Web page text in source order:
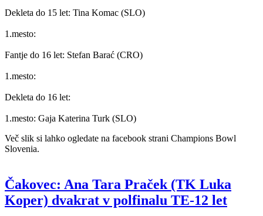
Dekleta do 15 let: Tina Komac (SLO)
1.mesto:
Fantje do 16 let: Stefan Barać (CRO)
1.mesto:
Dekleta do 16 let:
1.mesto: Gaja Katerina Turk (SLO)
Več slik si lahko ogledate na facebook strani Champions Bowl
Slovenia.
Čakovec: Ana Tara Praček (TK Luka
Koper) dvakrat v polfinalu TE-12 let